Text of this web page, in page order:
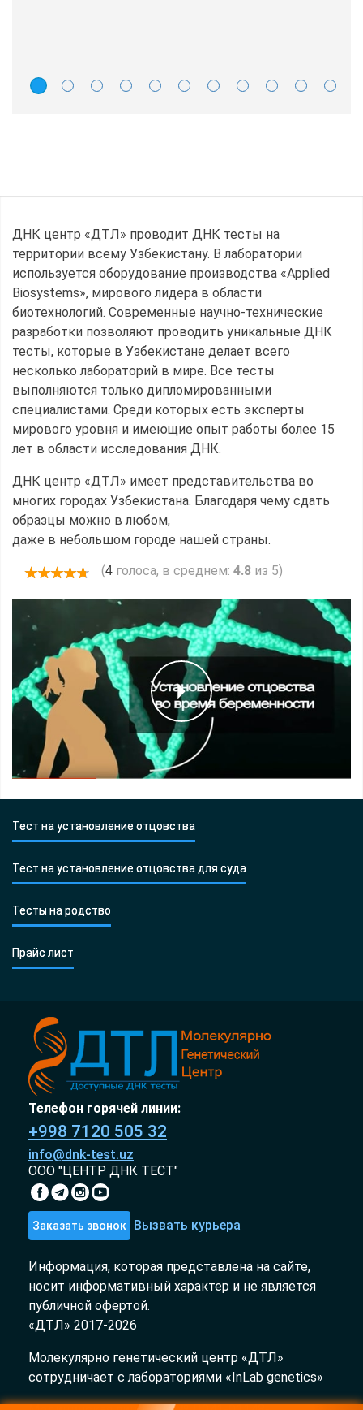
ДНК центр «ДТЛ» проводит ДНК тесты на
территории всему Узбекистану. В лаборатории
используется оборудование производства «Applied
Biosystems», мирового лидера в области
биотехнологий. Современные научно-технические
разработки позволяют проводить уникальные ДНК
тесты, которые в Узбекистане делает всего
несколько лабораторий в мире. Все тесты
выполняются только дипломированными
специалистами. Среди которых есть эксперты
мирового уровня и имеющие опыт работы более 15
лет в области исследования ДНК.
ДНК центр «ДТЛ» имеет представительства во
многих городах Узбекистана. Благодаря чему сдать
образцы можно в любом,
даже в небольшом городе нашей страны.
(4 голоса, в среднем: 4.8 из 5)
Тест на установление отцовства
Тест на установление отцовства для суда
Тесты на родство
Прайс лист
Телефон горячей линии:
+998 7120 505 32
info@dnk-test.uz
ООО "ЦЕНТР ДНК ТЕСТ"
Заказать звонок Вызвать курьера
Информация, которая представлена на сайте,
носит информативный характер и не является
публичной офертой.
«ДТЛ» 2017-2026
Молекулярно генетический центр «ДТЛ»
сотрудничает с лабораториями «InLab genetics»